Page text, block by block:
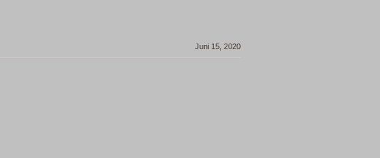
Juni 15, 2020